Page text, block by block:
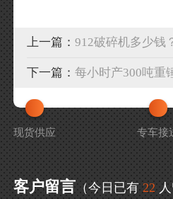
上一篇：912破碎机多少钱？砂厂里
下一篇：每小时产300吨重锤
现货供应 专车接
客户留言 （今日已有 22